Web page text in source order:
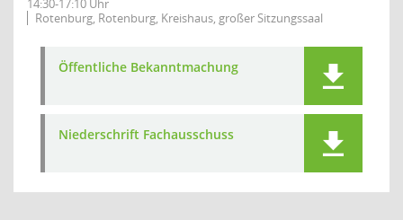
14:30-17:10 Uhr
Rotenburg, Rotenburg, Kreishaus, großer Sitzungssaal
Öffentliche Bekanntmachung
Niederschrift Fachausschuss